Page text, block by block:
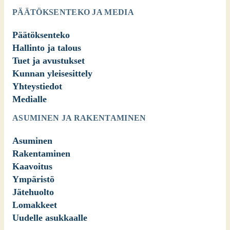
PÄÄTÖKSENTEKO JA MEDIA
Päätöksenteko
Hallinto ja talous
Tuet ja avustukset
Kunnan yleisesittely
Yhteystiedot
Medialle
ASUMINEN JA RAKENTAMINEN
Asuminen
Rakentaminen
Kaavoitus
Ympäristö
Jätehuolto
Lomakkeet
Uudelle asukkaalle